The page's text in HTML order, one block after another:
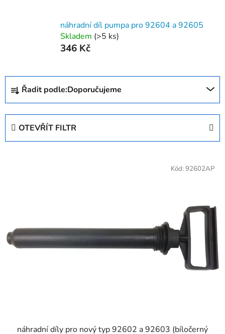
náhradní díl pumpa pro 92604 a 92605
Skladem (>5 ks)
346 Kč
Ř
z
t
Řadit podle:Doporučujeme
OTEVŘÍT FILTR
r
o
náhradní díly pro nový typ 92602 a 92603 (bíločerný
Kód: 92602AP